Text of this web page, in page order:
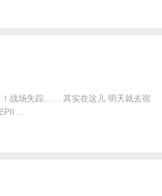
！战场失踪…… 其实在这儿 明天就去宿
...